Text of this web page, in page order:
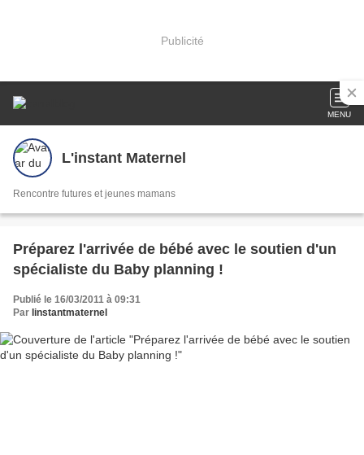
Publicité
MENU
L'instant Maternel
Rencontre futures et jeunes mamans
Préparez l'arrivée de bébé avec le soutien d'un
spécialiste du Baby planning !
Publié le 16/03/2011 à 09:31
Par linstantmaternel